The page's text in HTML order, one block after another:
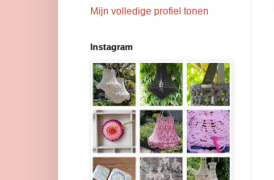
Mijn volledige profiel tonen
Instagram